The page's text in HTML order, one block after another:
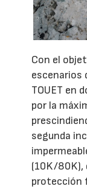
Con el
escenarios
TOUET en
por la
segunda
(10K/80K),
protección